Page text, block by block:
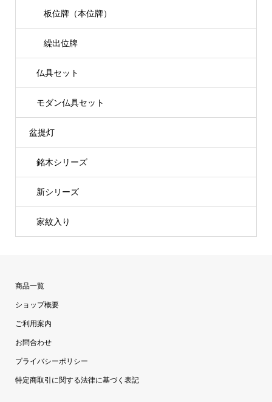
板位牌（本位牌）
繰出位牌
仏具セット
モダン仏具セット
盆提灯
銘木シリーズ
新シリーズ
家紋入り
商品一覧
ショップ概要
ご利用案内
お問合わせ
プライバシーポリシー
特定商取引に関する法律に基づく表記